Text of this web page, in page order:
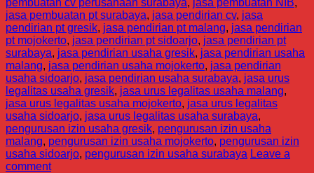
jasa pembuatan pt surabaya, jasa pendirian cv, jasa
pendirian pt gresik, jasa pendirian pt malang, jasa pendirian
pt mojokerto, jasa pendirian pt sidoarjo, jasa pendirian pt
surabaya, jasa pendirian usaha gresik, jasa pendirian usaha
malang, jasa pendirian usaha mojokerto, jasa pendirian
usaha sidoarjo, jasa pendirian usaha surabaya, jasa urus
legalitas usaha gresik, jasa urus legalitas usaha malang,
jasa urus legalitas usaha mojokerto, jasa urus legalitas
usaha sidoarjo, jasa urus legalitas usaha surabaya,
pengurusan izin usaha gresik, pengurusan izin usaha
malang, pengurusan izin usaha mojokerto, pengurusan izin
usaha sidoarjo, pengurusan izin usaha surabaya Leave a
comment